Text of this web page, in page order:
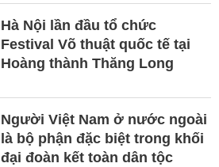
Hà Nội lần đầu tổ chức
Festival Võ thuật quốc tế tại
Hoàng thành Thăng Long
Người Việt Nam ở nước ngoài
là bộ phận đặc biệt trong khối
đại đoàn kết toàn dân tộc